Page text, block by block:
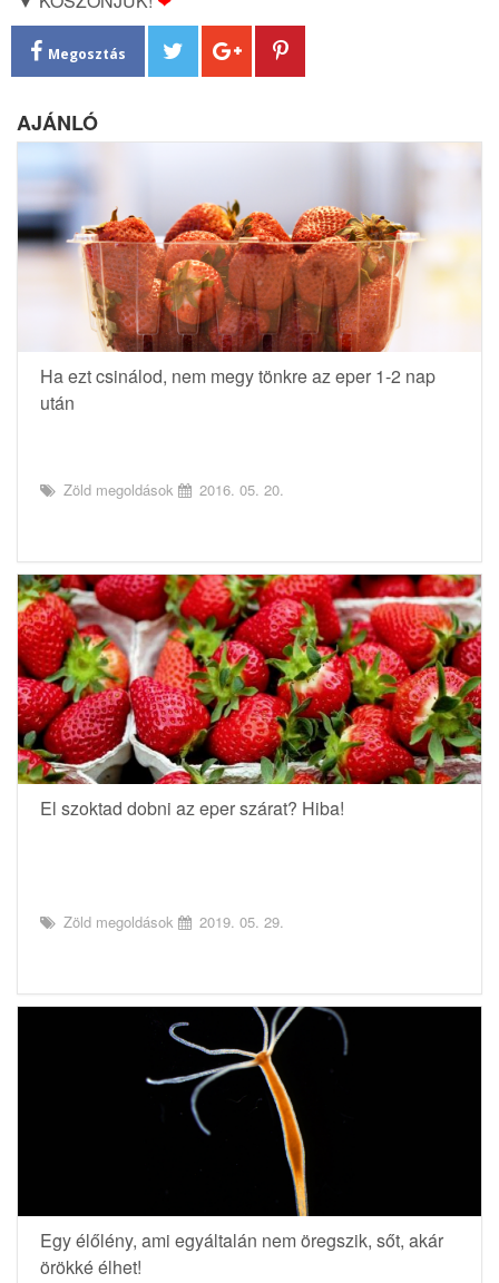
Megosztás
AJÁNLÓ
Ha ezt csinálod, nem megy tönkre az eper 1-2 nap
után
Zöld megoldások 2016. 05. 20.
El szoktad dobni az eper szárat? Hiba!
Zöld megoldások 2019. 05. 29.
Egy élőlény, ami egyáltalán nem öregszik, sőt, akár
örökké élhet!